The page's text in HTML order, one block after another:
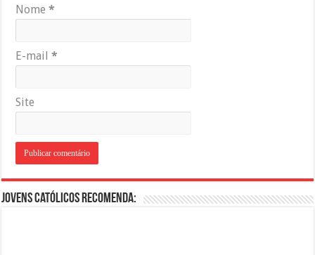
Nome*
E-mail*
Site
Jovens Católicos Recomenda: